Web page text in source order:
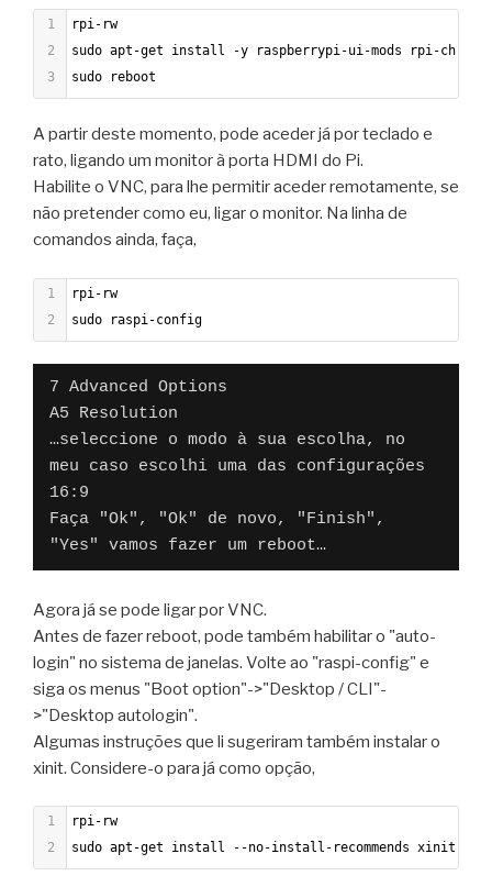
1
rpi-rw
2
sudo apt-get install -y raspberrypi-ui-mods rpi-
3
sudo reboot
A partir deste momento, pode aceder já por teclado e
rato, ligando um monitor à porta HDMI do Pi.
Habilite o VNC, para lhe permitir aceder remotamente, se
não pretender como eu, ligar o monitor. Na linha de
comandos ainda, faça,
1
rpi-rw
2
sudo raspi-config
7 Advanced Options
A5 Resolution
…seleccione o modo à sua escolha, no
meu caso escolhi uma das configurações
16:9
Faça "Ok", "Ok" de novo, "Finish",
"Yes" vamos fazer um reboot…
Agora já se pode ligar por VNC.
Antes de fazer reboot, pode também habilitar o "auto-
login" no sistema de janelas. Volte ao "raspi-config" e
siga os menus "Boot option"->"Desktop / CLI"-
>"Desktop autologin".
Algumas instruções que li sugeriram também instalar o
xinit. Considere-o para já como opção,
1
rpi-rw
2
sudo apt-get install --no-install-recommends xinit